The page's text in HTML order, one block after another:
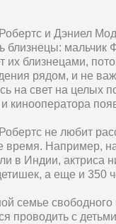
и Дэниел
близнецы: мальчик
их близнецами,
рядом, и не
на свет на целых
кинооператора
не любит
время. Например,
в Индии, актриса
а еще и 350
семье
проводить с